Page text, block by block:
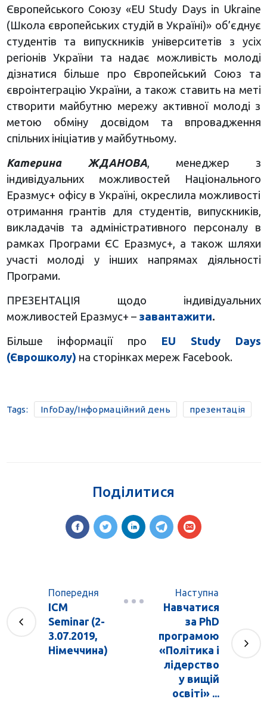
Європейського Союзу «EU Study Days in Ukraine
(Школа європейських студій в Україні)» об’єднує
студентів та випускників університетів з усіх
регіонів України та надає можливість молоді
дізнатися більше про Європейський Союз та
євроінтеграцію України, а також ставить на меті
створити майбутню мережу активної молоді з
метою обміну досвідом та впровадження
спільних ініціатив у майбутньому.
Катерина ЖДАНОВА, менеджер з
індивідуальних можливостей Національного
Еразмус+ офісу в Україні, окреслила можливості
отримання грантів для студентів, випускників,
викладачів та адміністративного персоналу в
рамках Програми ЄС Еразмус+, а також шляхи
участі молоді у інших напрямах діяльності
Програми.
ПРЕЗЕНТАЦІЯ щодо індивідуальних
можливостей Еразмус+ – завантажити.
Більше інформації про EU Study Days
(Єврошколу) на сторінках мереж Facebook.
Tags: InfoDay/Інформаційний день презентація
Поділитися
Попередня
ICM
Seminar (2-
3.07.2019,
Німеччина)
Наступна
Навчатися
за PhD
програмою
«Політика і
лідерство
у вищій
освіті» ...